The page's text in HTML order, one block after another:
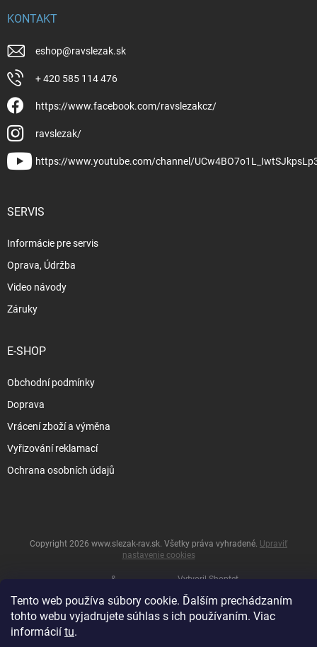
Tento web používa súbory cookie. Ďalším prechádzaním
tohto webu vyjadrujete súhlas s ich používaním. Viac
informácií tu.
KONTAKT
eshop@ravslezak.sk
+ 420 585 114 476
https://www.facebook.com/ravslezakcz/
ravslezak/
https://www.youtube.com/channel/
SERVIS
Informácie pre servis
Oprava, Údržba
Video návody
Záruky
E-SHOP
Obchodní podmínky
Doprava
Vrácení zboží a výměna
Vyřizování reklamací
Ochrana osobních údajů
& Vytvoril Shoptet
Copyright 2026 www.slezak-rav.sk. Všetky práva vyhradené. Upraviť
nastavenie cookies